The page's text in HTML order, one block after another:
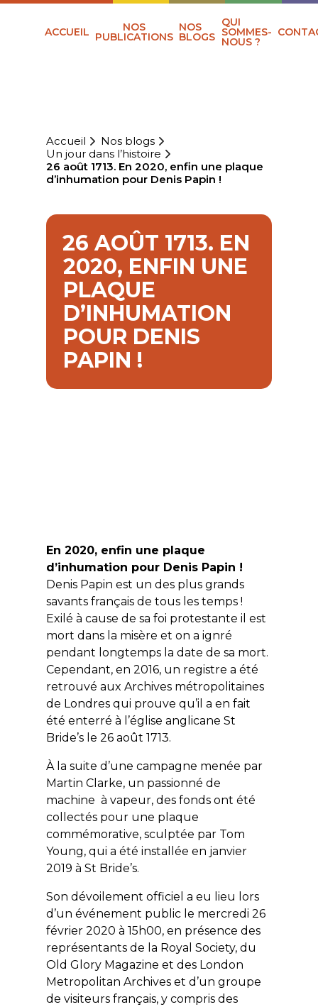
ACCUEIL NOS
PUBLICATIONS
NOS
BLOGS
QUI
SOMMES-
NOUS ?
Accueil
Nos blogs
Un jour dans l’histoire
26 août 1713. En 2020, enfin une plaque
d’inhumation pour Denis Papin !
26 AOÛT 1713. EN
2020, ENFIN UNE
PLAQUE
D’INHUMATION
POUR DENIS
PAPIN !
En 2020, enfin une plaque
d’inhumation pour Denis Papin !
Denis Papin est un des plus grands
savants français de tous les temps !
Exilé à cause de sa foi protestante il est
mort dans la misère et on a ignré
pendant longtemps la date de sa mort.
Cependant, en 2016, un registre a été
retrouvé aux Archives métropolitaines
de Londres qui prouve qu’il a en fait
été enterré à l’église anglicane St
Bride’s le 26 août 1713.
À la suite d’une campagne menée par
Martin Clarke, un passionné de
machine à vapeur, des fonds ont été
collectés pour une plaque
commémorative, sculptée par Tom
Young, qui a été installée en janvier
2019 à St Bride’s.
Son dévoilement officiel a eu lieu lors
d’un événement public le mercredi 26
février 2020 à 15h00, en présence des
représentants de la Royal Society, du
Old Glory Magazine et des London
Metropolitan Archives et d’un groupe
de visiteurs français, y compris des